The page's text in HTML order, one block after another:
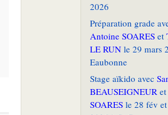
2026
Préparation grade
Antoine SOARES et
LE RUN le 29 mars
Eaubonne
Stage aïkido avec
BEAUSEIGNEUR et
SOARES le 28 fév